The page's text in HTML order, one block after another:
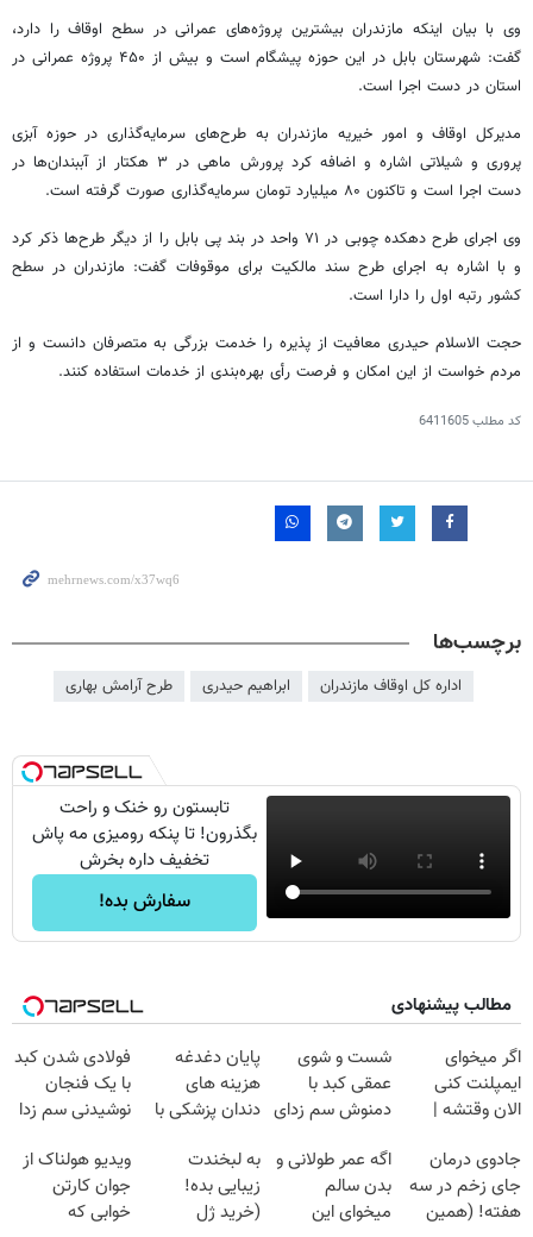
وی با بیان اینکه مازندران بیشترین پروژه‌های عمرانی در سطح اوقاف را دارد،
گفت: شهرستان بابل در این حوزه پیشگام است و بیش از ۴۵۰ پروژه عمرانی در
استان در دست اجرا است.
مدیرکل اوقاف و امور خیریه مازندران به طرح‌های سرمایه‌گذاری در حوزه آبزی
پروری و شیلاتی اشاره و اضافه کرد پرورش ماهی در ۳ هکتار از آببندان‌ها در
دست اجرا است و تاکنون ۸۰ میلیارد تومان سرمایه‌گذاری صورت گرفته است.
وی اجرای طرح دهکده چوبی در ۷۱ واحد در بند پی بابل را از دیگر طرح‌ها ذکر کرد
و با اشاره به اجرای طرح سند مالکیت برای موقوفات گفت: مازندران در سطح
کشور رتبه اول را دارا است.
حجت الاسلام حیدری معافیت از پذیره را خدمت بزرگی به متصرفان دانست و از
مردم خواست از این امکان و فرصت رأی بهره‌بندی از خدمات استفاده کنند.
کد مطلب6411605
برچسب‌ها
اداره کل اوقاف مازندران ابراهیم حیدری طرح آرامش بهاری
تابستون رو خنک و راحت
بگذرون! تا پنکه رومیزی مه پاش
تخفیف داره بخرش
سفارش بده!
مطالب پیشنهادی
اگر میخوای
ایمپلنت کنی
الان وقتشه |
میلیون تومان!!!
شست و شوی
عمقی کبد با
دمنوش سم زدای
پایان دغدغه
هزینه های
دندان پزشکی با
خانگی
فولادی شدن کبد
با یک فنجان
نوشیدنی سم زدا
جادوی درمان
جای زخم در سه
هفته! (همین
اگه عمر طولانی و
بدن سالم
میخوای این
به لبخندت
زیبایی بده!
(خرید ژل
ویدیو هولناک از
جوان کارتن
خوابی که